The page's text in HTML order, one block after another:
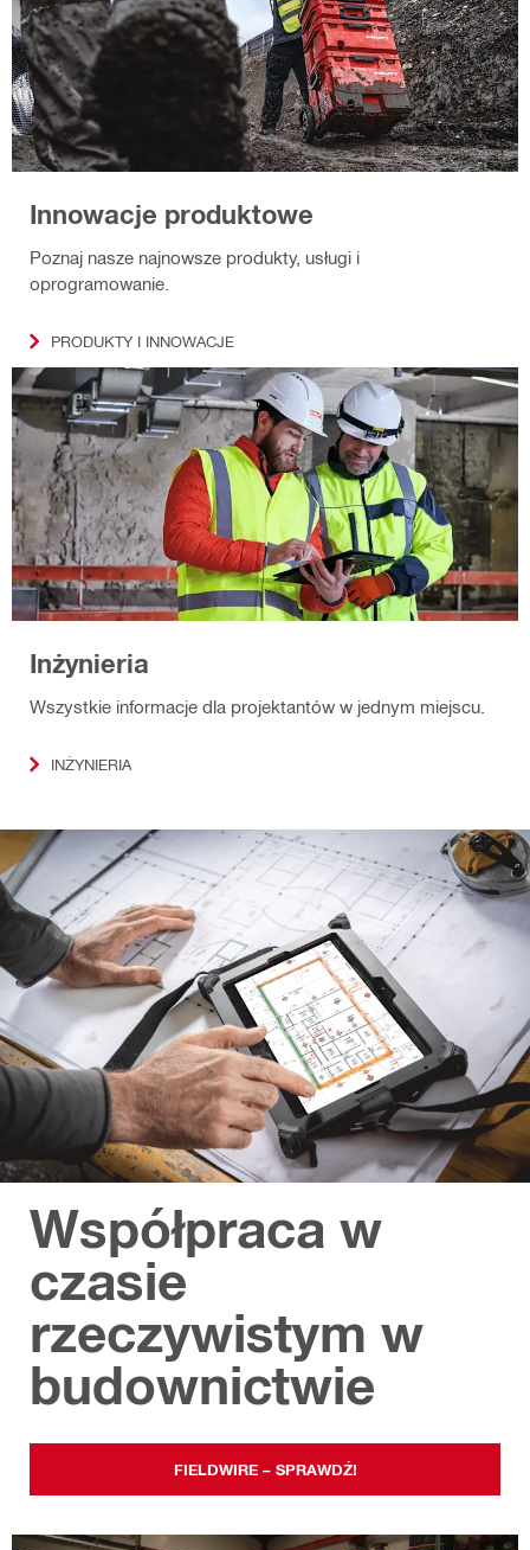
Innowacje produktowe
Poznaj nasze najnowsze produkty, usługi i
oprogramowanie.
PRODUKTY I INNOWACJE
Inżynieria
Wszystkie informacje dla projektantów w jednym miejscu.
INŻYNIERIA
Współpraca w
czasie
rzeczywistym w
budownictwie
FIELDWIRE – SPRAWDŹ!